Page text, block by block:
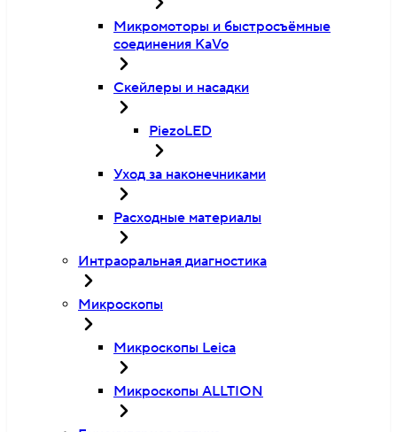
Микромоторы и быстросъёмные
соединения KaVo
Скейлеры и насадки
PiezoLED
Уход за наконечниками
Расходные материалы
Интраоральная диагностика
Микроскопы
Микроскопы Leica
Микроскопы ALLTION